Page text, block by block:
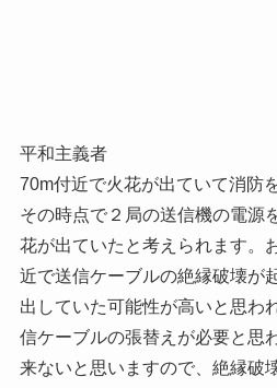
平和主義者
70m付近で火花が出ていて消防
その時点で２局の送信機の電源
花が出ていたと考えられます。
近で送信ケーブルの絶縁破壊が
出していた可能性が高いと思わ
信ケーブルの張替えが必要と思
来ないと思いますので、絶縁破